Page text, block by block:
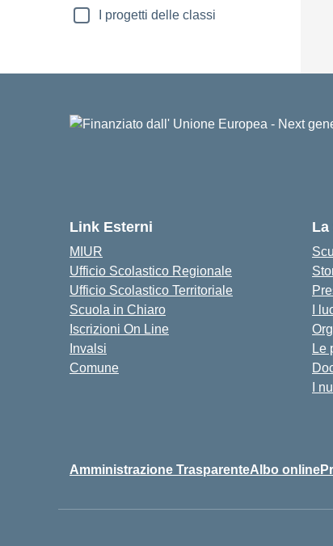
I progetti delle classi
Link Esterni
MIUR
Ufficio Scolastico Regionale
Ufficio Scolastico Territoriale
Scuola in Chiaro
Iscrizioni On Line
Invalsi
Comune
La
I
Le
I
Amministrazione TrasparenteAlbo online